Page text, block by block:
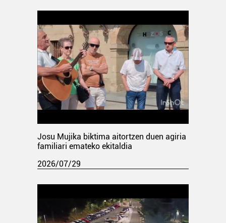
Josu Mujika biktima aitortzen duen agiria
familiari emateko ekitaldia
2026/07/29